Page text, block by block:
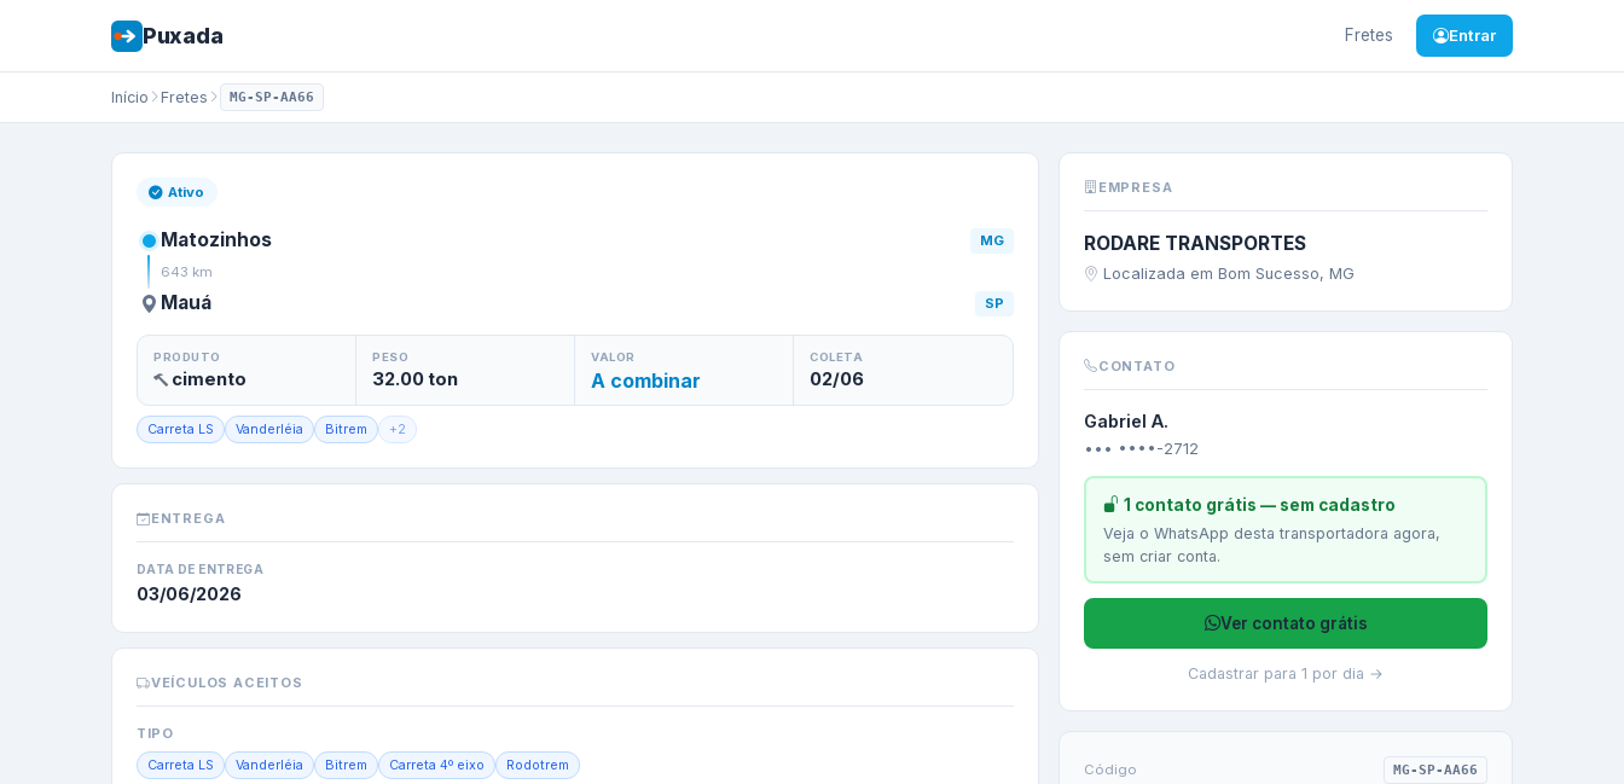
Puxada Fretes Entrar
Início Fretes MG-SP-AA66
Frete de —cimento
Ativo
Matozinhos
MG
643 km
Mauá SP
PRODUTO
cimento
PESO
32.00ton
VALOR
A combinar
COLETA
02/06
Carreta LS Vanderléia Bitrem +2
ENTREGA
DATA DE ENTREGA
03/06/2026
VEÍCULOS ACEITOS
TIPO
Carreta LS Vanderléia Bitrem Carreta 4º eixo Rodotrem
EMPRESA
RODARE TRANSPORTES
Localizada em Bom Sucesso, MG
CONTATO
Gabriel A.
••• ••••-2712
1 contato grátis — sem cadastro
Veja o WhatsApp desta transportadora agora,
sem criar conta.
Ver contato grátis
Cadastrar para 1 por dia →
Código MG-SP-AA66